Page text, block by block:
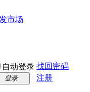
市场
自动登录 找回密码
登录 注册